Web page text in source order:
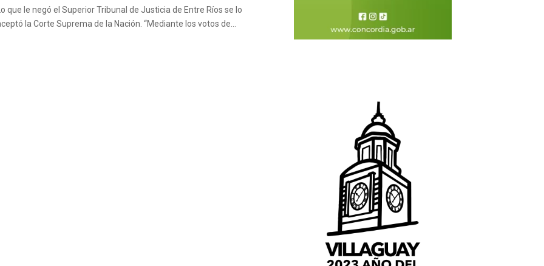
Lo que le negó el Superior Tribunal de Justicia de Entre Ríos se lo
la Corte Suprema de la Nación. “Mediante los votos de...